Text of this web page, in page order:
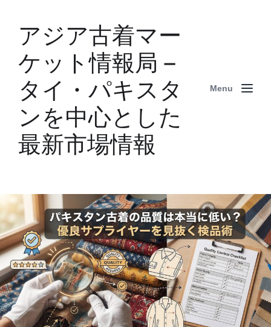
アジア古着マー
ケット情報局 –
タイ・パキスタ
ンを中心とした
最新市場情報
Menu